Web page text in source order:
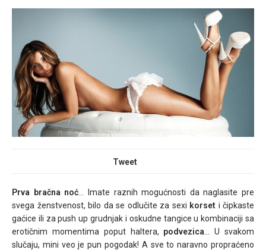
Tweet
Prva bračna noć … Imate raznih mogućnosti da naglasite pre
svega ženstvenost, bilo da se odlučite za sexi korset i čipkaste
gaćice ili za push up grudnjak i oskudne tangice u kombinaciji sa
erotičnim momentima poput haltera, podvezica … U svakom
slučaju, mini veo je pun pogodak! A sve to naravno propraćeno